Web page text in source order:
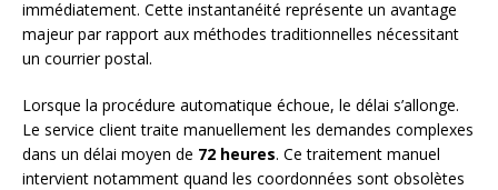
immédiatement. Cette instantanéité représente un avantage
majeur par rapport aux méthodes traditionnelles nécessitant
un courrier postal.
Lorsque la procédure automatique échoue, le délai s’allonge.
Le service client traite manuellement les demandes complexes
dans un délai moyen de 72 heures. Ce traitement manuel
intervient notamment quand les coordonnées sont obsolètes